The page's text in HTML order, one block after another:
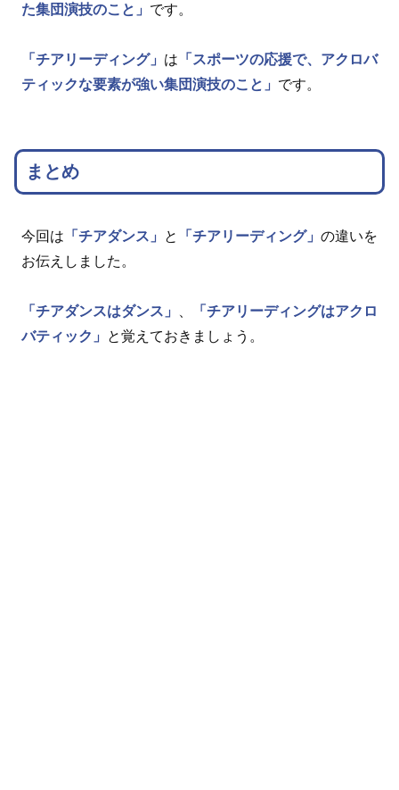
た集団演技のこと」 です。
「チアリーディング」 は 「スポーツの応援で、アクロバ
ティックな要素が強い集団演技のこと」 です。
まとめ
今回は 「チアダンス」 と 「チアリーディング」 の違いを
お伝えしました。
「チアダンスはダンス」
「チアリーディングはアクロ
バティック」
と覚えておきましょう。